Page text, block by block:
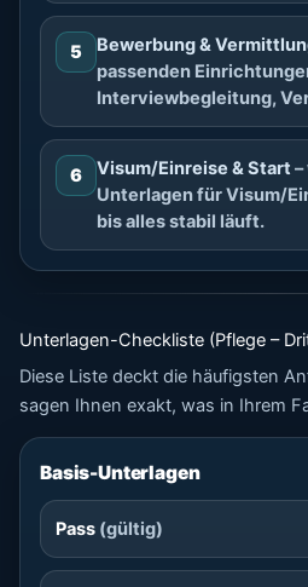
5 Bewerbung &
passenden
Interviewbegleitung,
6 Visum/Einreise & Start
Unterlagen für Visum/
bis alles stabil läuft.
Unterlagen-Checkliste (Pflege –
Diese Liste deckt die häufigsten
sagen Ihnen exakt, was in Ihrem
Basis-Unterlagen
Pass (gültig)